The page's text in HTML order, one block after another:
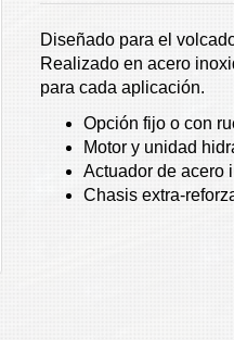
Diseñado para el
Realizado en acero
para cada aplicación.
Opción fijo o con
Motor y unidad
Actuador de acero
Chasis extra-